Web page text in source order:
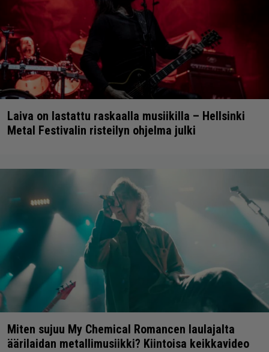
Laiva on lastattu raskaalla musiikilla – Hellsinki
Metal Festivalin risteilyn ohjelma julki
Miten sujuu My Chemical Romancen laulajalta
äärilaidan metallimusiikki? Kiintoisa keikkavideo